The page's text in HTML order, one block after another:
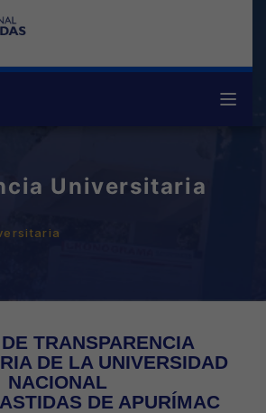
Universitaria
TRANSPARENCIA
DE LA UNIVERSIDAD
NACIONAL
DE APURÍMAC